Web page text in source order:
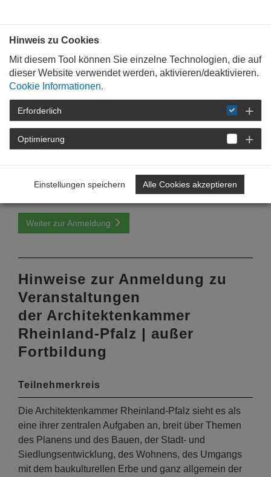
STARTSEITE
ANMELDUNG ZUR ÖA-VERANSTALTUNG MIT TN-
BESTÄTIGUNG
Ich bin mit den Bedingungen einverstanden.
Weiter zur Anmeldung
Hinweise zur Anmeldung zu
Veranstaltungen
der Architektenkammer
Rheinland-Pfalz | außer
Fortbildung
Teilnehmerkreis
Die Architektenkammer Rheinland-Pfalz sieht es als
eine ihrer zentralen Aufgaben an, breit über Themen
des Planens und des Bauen, der Stadt- und
Siedlungsentwicklung, des Wohnens, des Umgangs
mit dem baukulturellen Erbe und ganz allgemein der
Hinweis zu Cookies
Mit diesem Tool können Sie einzelne Technologien, die auf
dieser Website verwendet werden, aktivieren/deaktivieren.
Cookie Informationen.
Erforderlich
Optimierung
Einstellungen speichern Alle Cookies akzeptieren